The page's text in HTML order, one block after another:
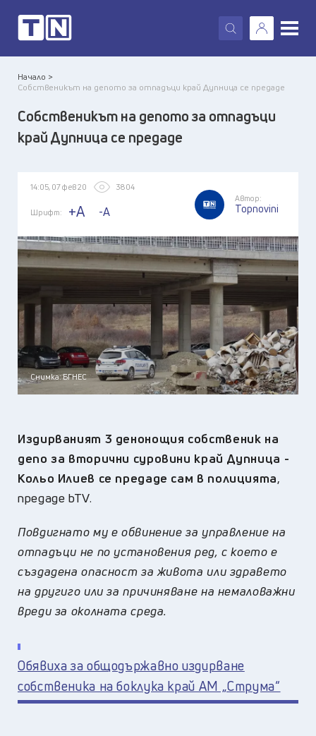
X
Начало >
Собственикът на депото за отпадъци край Дупница се предаде
Собственикът на депото за отпадъци
край Дупница се предаде
14:05, 07 фев 20 3804
Шрифт: +A -A
Автор:
Topnovini
Снимка: БГНЕС
Издирваният 3 денонощия собственик на
депо за вторични суровини край Дупница -
Кольо Илиев се предаде сам в полицията,
предадеbTV.
Повдигнато му е обвинение за управление на
отпадъци не по установения ред, с което е
създадена опасност за живота или здравето
на другиго или за причиняване на немаловажни
вреди за околната среда.
Обявиха за общодържавно издирване
собственика на боклука край АМ „Струма“